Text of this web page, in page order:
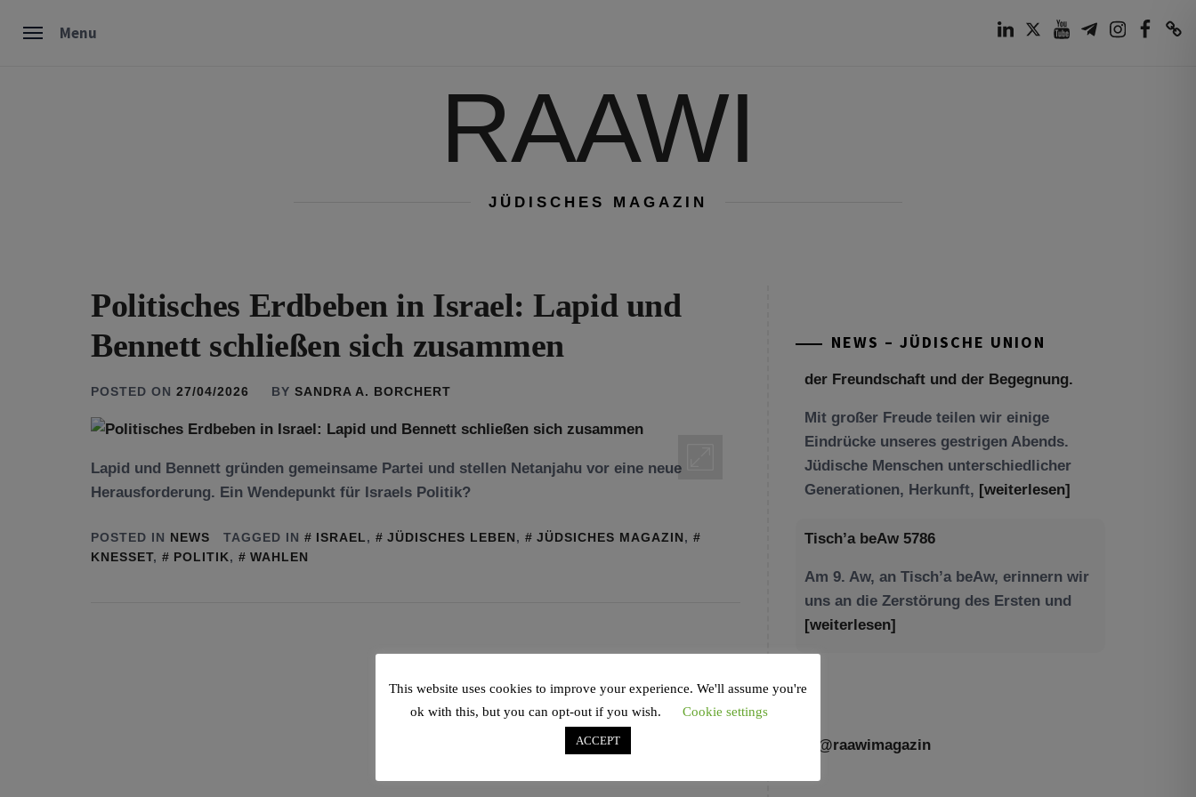
Menu
RAAWI
JÜDISCHES MAGAZIN
Politisches Erdbeben in Israel: Lapid und
Bennett schließen sich zusammen
POSTED ON 27/04/2026 BY SANDRA A. BORCHERT
Lapid und Bennett gründen gemeinsame Partei und stellen Netanjahu vor eine neue
Herausforderung. Ein Wendepunkt für Israels Politik?
POSTED IN NEWS TAGGED IN ISRAEL, JÜDISCHES LEBEN, JÜDSICHES MAGAZIN,
KNESSET, POLITIK, WAHLEN
NEWS – JÜDISCHE UNION
Jüdische Menschen unterschiedlicher
Tisch’a beAw 5786
Am 9. Aw, an Tisch’a beAw, erinnern wir
uns an die Zerstörung des Ersten und
[weiterlesen]
@raawimagazin
This website uses cookies to improve your experience. We'll assume you're
ok with this, but you can opt-out if you wish.
Cookie settings
ACCEPT